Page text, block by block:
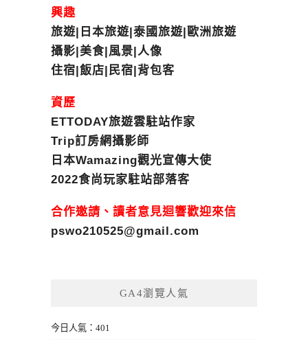
興趣
旅遊|日本旅遊|泰國旅遊|歐洲旅遊
攝影|美食|風景|人像
住宿|飯店|民宿|背包客
資歷
ETTODAY旅遊雲駐站作家
Trip訂房網攝影師
日本Wamazing觀光宣傳大使
2022食尚玩家駐站部落客
合作邀請、讀者意見迴響歡迎來信
pswo210525@gmail.com
GA4瀏覽人氣
今日人氣：401